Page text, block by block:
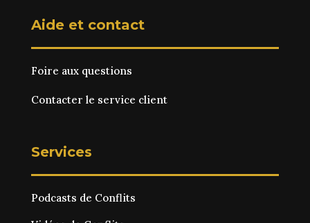
Aide et contact
Foire aux questions
Contacter le service client
Services
Podcasts de Conflits